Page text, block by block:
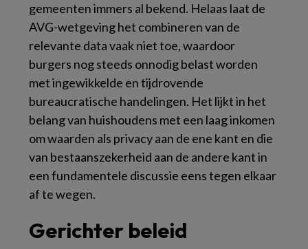
gemeenten immers al bekend. Helaas laat de
AVG-wetgeving het combineren van de
relevante data vaak niet toe, waardoor
burgers nog steeds onnodig belast worden
met ingewikkelde en tijdrovende
bureaucratische handelingen. Het lijkt in het
belang van huishoudens met een laag inkomen
om waarden als privacy aan de ene kant en die
van bestaanszekerheid aan de andere kant in
een fundamentele discussie eens tegen elkaar
af te wegen.
Gerichter beleid